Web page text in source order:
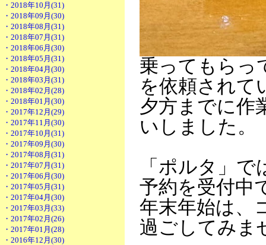
・2018年10月(31)
・2018年09月(30)
・2018年08月(31)
・2018年07月(31)
・2018年06月(30)
・2018年05月(31)
・2018年04月(30)
・2018年03月(31)
・2018年02月(28)
・2018年01月(30)
・2017年12月(29)
・2017年11月(30)
・2017年10月(31)
・2017年09月(30)
・2017年08月(31)
・2017年07月(31)
・2017年06月(30)
・2017年05月(31)
・2017年04月(30)
・2017年03月(33)
・2017年02月(26)
・2017年01月(28)
・2016年12月(30)
乗ってもらっ
を依頼されて
夕方までに作
いしました。
「ポルタ」
予約を受付中
年末年始は、
過ごしてみま